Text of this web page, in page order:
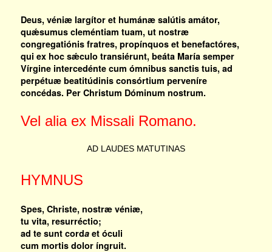
Deus, véniæ largítor et humánæ salútis amátor,
quǽsumus cleméntiam tuam, ut nostræ
congregatiónis fratres, propínquos et benefactóres,
qui ex hoc sǽculo transiérunt, beáta María semper
Vírgine intercedénte cum ómnibus sanctis tuis, ad
perpétuæ beatitúdinis consórtium perveníre
concédas. Per Christum Dóminum nostrum.
Vel alia ex Missali Romano.
AD LAUDES MATUTINAS
HYMNUS
Spes, Christe, nostræ véniæ,
tu vita, resurréctio;
ad te sunt cordaet óculi
cum mortis dolor íngruit.